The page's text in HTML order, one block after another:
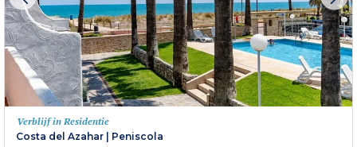
Verblijf in Residentie
Costa del Azahar | Peniscola